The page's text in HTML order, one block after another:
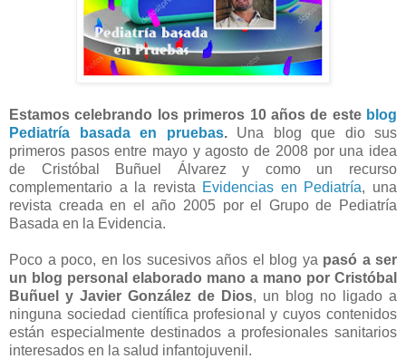
Estamos celebrando los primeros 10 años de este blog
Pediatría basada en pruebas.Una blog que dio sus
primeros pasos entre mayo y agosto de 2008 por una idea
de Cristóbal Buñuel Álvarez y como un recurso
complementario a la revista Evidencias en Pediatría, una
revista creada en el año 2005 por el Grupo de Pediatría
Basada en la Evidencia.
Poco a poco, en los sucesivos años el blog ya pasó a ser
un blog personal elaborado mano a mano por Cristóbal
Buñuel y Javier González de Dios, un blog no ligado a
ninguna sociedad científica profesional y cuyos contenidos
están especialmente destinados a profesionales sanitarios
interesados en la salud infantojuvenil.